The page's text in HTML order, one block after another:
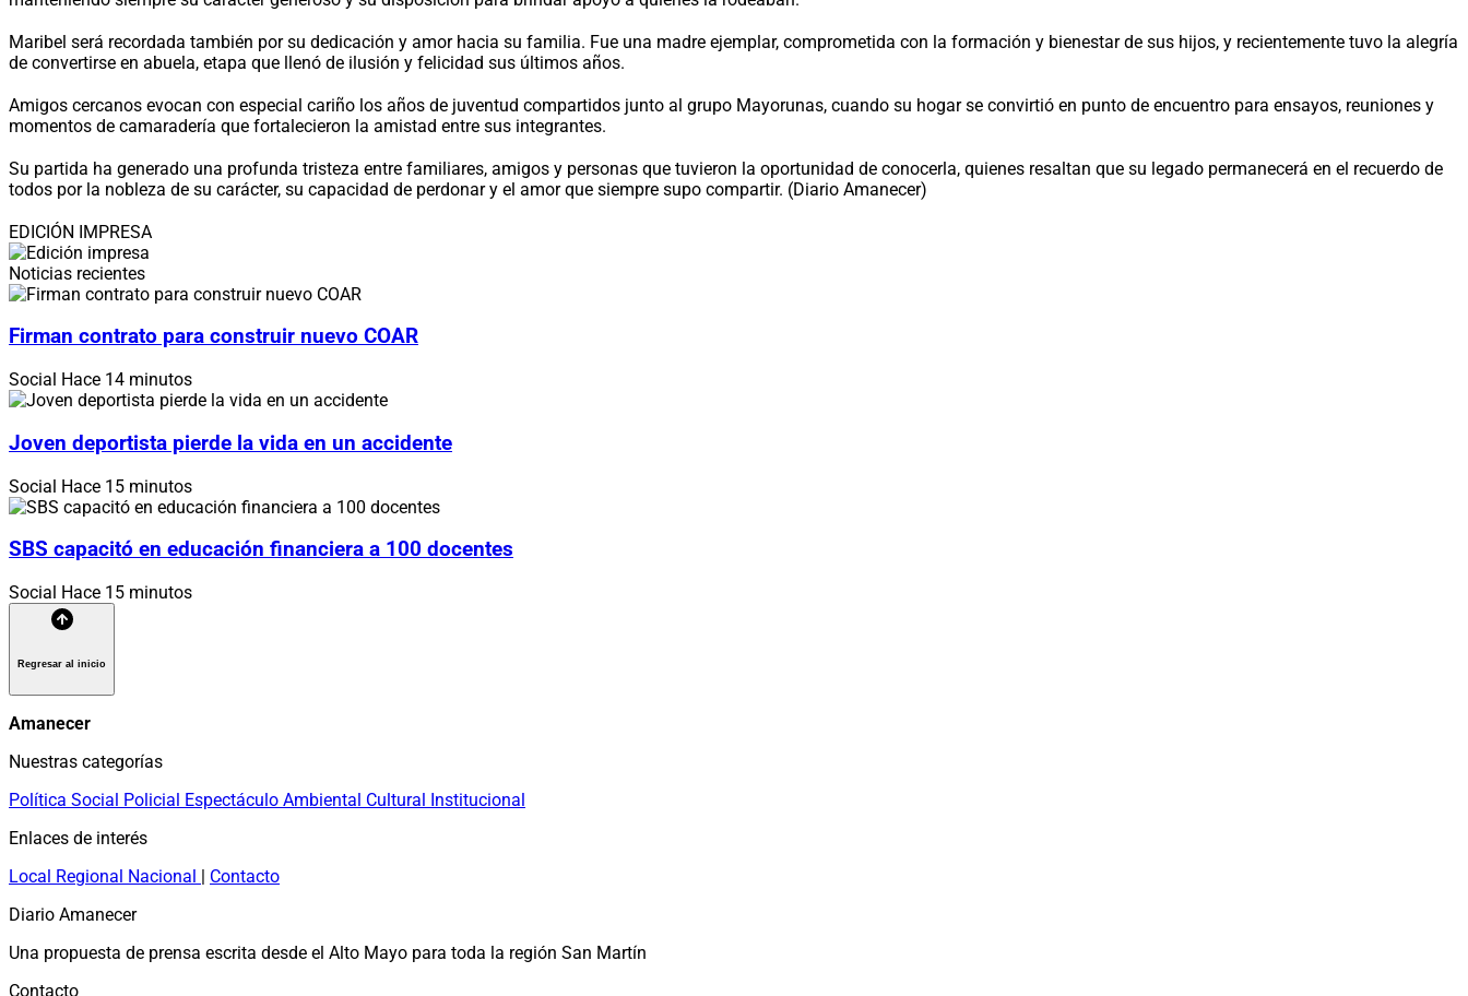
Maribel será recordada también por su dedicación y amor hacia su familia. Fue una madre ejemplar, comprometida con la formación y bienestar de sus hijos, y recientemente tuvo la alegría
de convertirse en abuela, etapa que llenó de ilusión y felicidad sus últimos años.
Amigos cercanos evocan con especial cariño los años de juventud compartidos junto al grupo Mayorunas, cuando su hogar se convirtió en punto de encuentro para ensayos, reuniones y
momentos de camaradería que fortalecieron la amistad entre sus integrantes.
Su partida ha generado una profunda tristeza entre familiares, amigos y personas que tuvieron la oportunidad de conocerla, quienes resaltan que su legado permanecerá en el recuerdo de
todos por la nobleza de su carácter, su capacidad de perdonar y el amor que siempre supo compartir. (Diario Amanecer)
EDICIÓN IMPRESA
Noticias recientes
Firman contrato para construir nuevo COAR
Social Hace 14 minutos
Joven deportista pierde la vida en un accidente
Social Hace 15 minutos
SBS capacitó en educación financiera a 100 docentes
Social Hace 15 minutos
Regresar al inicio
Amanecer
Nuestras categorías
Política Social Policial Espectáculo Ambiental Cultural Institucional
Enlaces de interés
Local Regional Nacional | Contacto
Diario Amanecer
Una propuesta de prensa escrita desde el Alto Mayo para toda la región San Martín
Contacto